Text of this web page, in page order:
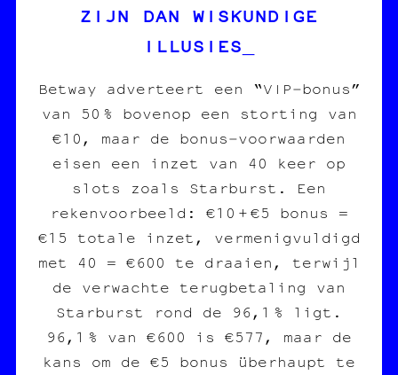
ZIJN DAN WISKUNDIGE
ILLUSIES
Betway adverteert een “VIP‑bonus”
van 50 % bovenop een storting van
€10, maar de bonus‑voorwaarden
eisen een inzet van 40 keer op
slots zoals Starburst. Een
rekenvoorbeeld: €10 + €5 bonus =
€15 totale inzet, vermenigvuldigd
met 40 = €600 te draaien, terwijl
de verwachte terugbetaling van
Starburst rond de 96,1 % ligt.
96,1 % van €600 is €577, maar de
kans om de €5 bonus überhaupt te